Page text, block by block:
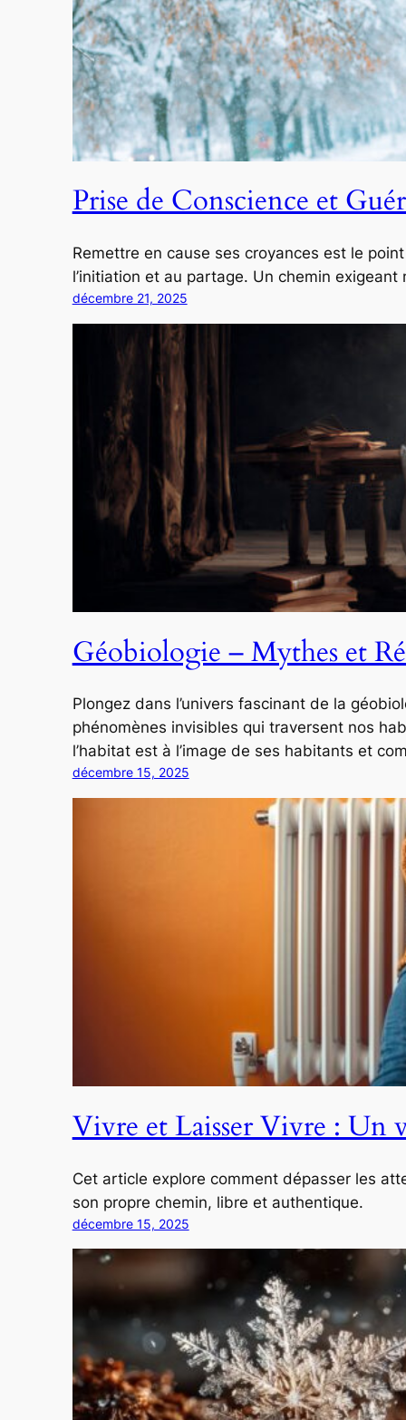
Prise de Conscience et
Remettre en cause ses croyances est le
l’initiation et au partage. Un chemin
décembre 21, 2025
Géobiologie – Mythes et
Plongez dans l’univers fascinant de la
phénomènes invisibles qui traversent nos
l’habitat est à l’image de ses habitants et
décembre 15, 2025
Vivre et Laisser Vivre : Un
Cet article explore comment dépasser les
son propre chemin, libre et authentique.
décembre 15, 2025